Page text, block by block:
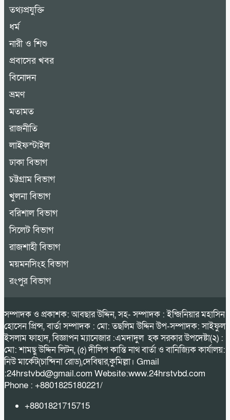
তথ্যপ্রযুক্তি
ধর্ম
নারী ও শিশু
প্রবাসের খবর
বিনোদন
ভ্রমণ
মতামত
রাজনীতি
লাইফস্টাইল
ঢাকা বিভাগ
চট্টগ্রাম বিভাগ
খুলনা বিভাগ
বরিশাল বিভাগ
সিলেট বিভাগ
রাজশাহী বিভাগ
ময়মনসিংহ বিভাগ
রংপুর বিভাগ
সম্পাদক ও প্রকাশক: আবছার উদ্দিন, সহ- সম্পাদক : ইন্জিনিয়ার মহাসিন
হোসেন প্রিন্স, বার্তা সম্পাদক : মো: তছলিম উদ্দিন উপ-সম্পাদক: সাইফুল
ইসলাম ফাহাদ, বিজ্ঞাপন ম্যানেজার :এমদাদুল হক সরকার উপদেষ্টা(২) :
মো: শামছু উদ্দিন লিটন, (৫) দীলিপ কান্তি নাথ বার্তা ও বানিজ্যিক কার্যালয়:
নিউ মার্কেট(চান্দিনা রোড),দেবিদ্বার,কুমিল্লা। Gmail
:24hrstvbd@gmail.com Website:www.24hrstvbd.com
Phone : +8801825180221/
+8801821715715